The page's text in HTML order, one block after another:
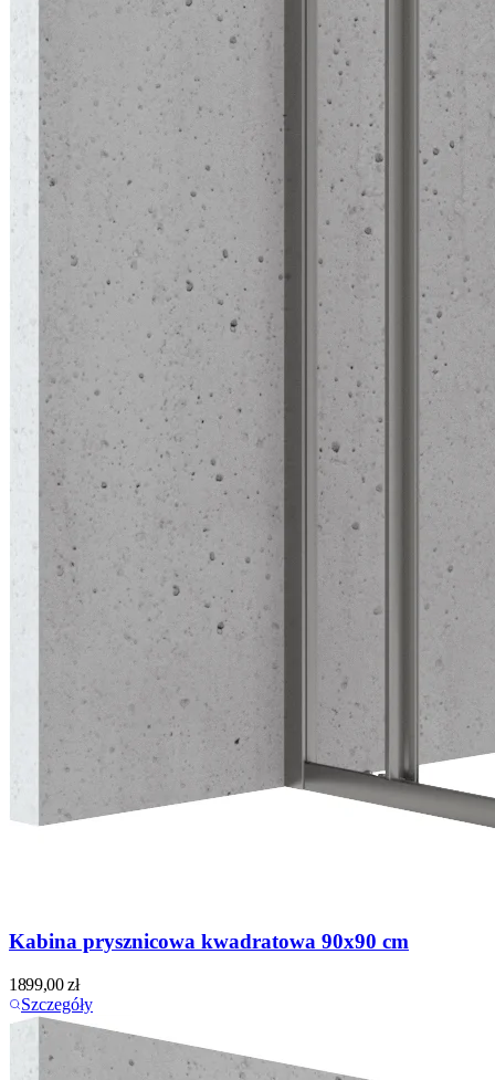
Kabina prysznicowa kwadratowa 90x90 cm
1899,00zł
Szczegóły